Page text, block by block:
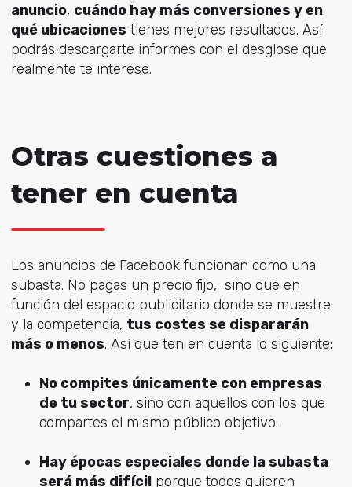
anuncio, cuándo hay más conversiones y en
qué ubicaciones tienes mejores resultados. Así
podrás descargarte informes con el desglose que
realmente te interese.
Otras cuestiones a
tener en cuenta
Los anuncios de Facebook funcionan como una
subasta. No pagas un precio fijo, sino que en
función del espacio publicitario donde se muestre
y la competencia, tus costes se dispararán
más o menos. Así que ten en cuenta lo siguiente:
No compites únicamente con empresas
de tu sector, sino con aquellos con los que
compartes el mismo público objetivo.
Hay épocas especiales donde la subasta
será más difícilporque todos quieren